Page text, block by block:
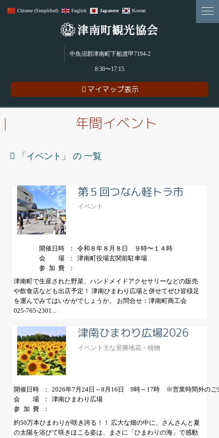
雪･食･農･アウトドアアクティビティ。贅沢＆魅力満載の津南町！
中魚沼郡津南町下船渡甲7194-2
8:30〜17:15
マイマップ表示
年間イベント
「 イベント 」 の 一覧
第５回つなん軽トラ市
イベント
開催日時
令和８年８月８日 ９時〜１４時
会場 津南町役場玄関前駐車場
参加費
津南町で生産された野菜、ハンドメイドアクセサリーなどの販売
や飲食店なども出店予定！ 津南ひまわり広場と併せてぜひ皆様足
を運んでみてはいかがでしょうか。 お問合せ：津南町商工会
025-765-2301...
津南ひまわり広場2026
イベント 主な景勝地花・植物
開催日時
2026年7月24日～8月16日 9時～17時 ※営業時間外のご来
会場 津南ひまわり広場
参加費
約50万本ひまわりが咲き誇る！！ 広大な畑の中に、さんさんと夏
の太陽を浴びて咲きほこる姿は、まさに「ひまわりの海」で感動
Chinese (Simplified) English Japanese Korean